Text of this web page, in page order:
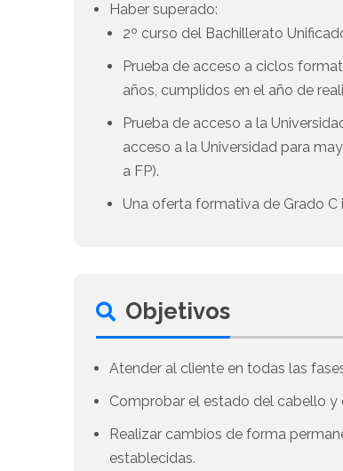
Haber superado:
2º curso del Bachillerato
Prueba de acceso a ciclos
años, cumplidos en el año de
Prueba de acceso a la
acceso a la Universidad para
a FP).
Una oferta formativa de Grado
Objetivos
Atender al cliente en todas las
Comprobar el estado del cabello
Realizar cambios de forma
establecidas.